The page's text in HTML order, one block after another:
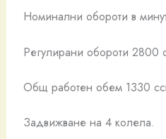
Номинални обороти в
Регулирани обороти 2800
Общ работен обем 1330
Задвижване на 4 колела.